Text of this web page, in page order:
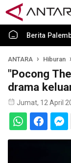
Berita
ANTARA Hiburan
"Pocong
drama
Jumat, 12 April